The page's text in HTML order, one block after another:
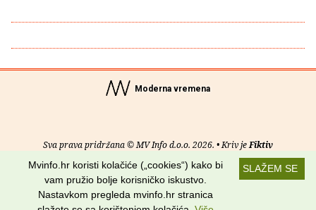
Moderna vremena
Sva prava pridržana © MV Info d.o.o. 2026. • Kriv jeFiktiv
O nama• Pomoć• Uvjeti korištenja•RSS kanali
Potraži nas na:
SLAŽEM SE
Mvinfo.hr koristi kolačiće („cookies“) kako bi
vam pružio bolje korisničko iskustvo.
Nastavkom pregleda mvinfo.hr stranica